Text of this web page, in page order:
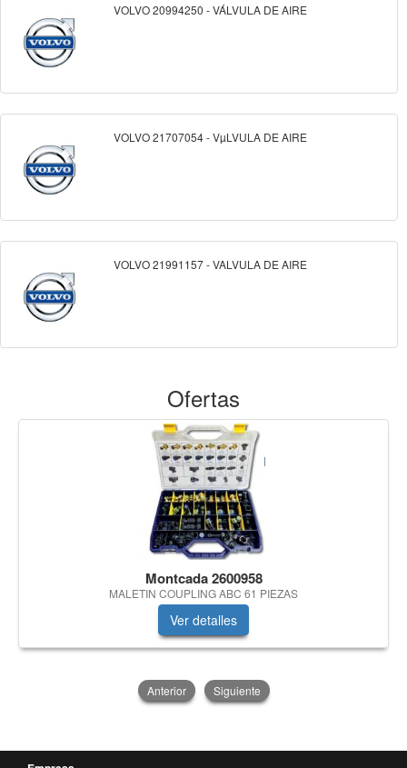
VOLVO 20994250 - VÁLVULA DE AIRE
VOLVO 21707054 - VµLVULA DE AIRE
VOLVO 21991157 - VALVULA DE AIRE
Ofertas
Montcada 2600958
MALETIN COUPLING ABC 61 PIEZAS
Ver detalles
Anterior Siguiente